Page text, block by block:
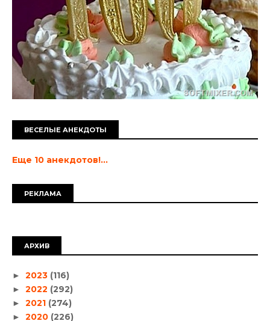
ВЕСЕЛЫЕ АНЕКДОТЫ
Еще 10 анекдотов!...
РЕКЛАМА
АРХИВ
► 2023 (116)
► 2022 (292)
► 2021 (274)
► 2020 (226)